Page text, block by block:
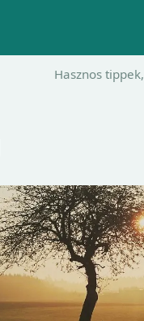
Hasznos